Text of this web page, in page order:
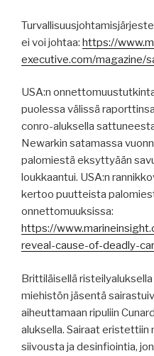
ei voi johtaa: https://
executive.com/magazine/
USA:n
puolessa välissä
conro-aluksella
Newarkin satamassa
palomiestä eksyttyään
loukkaantui. USA:n
kertoo puutteista
onnettomuuksissa:
https://
reveal-cause-of-deadly-
Brittiläisellä
miehistön jäsentä
aiheuttamaan ripuliin
aluksella. Sairaat
siivousta ja desinfiointia,